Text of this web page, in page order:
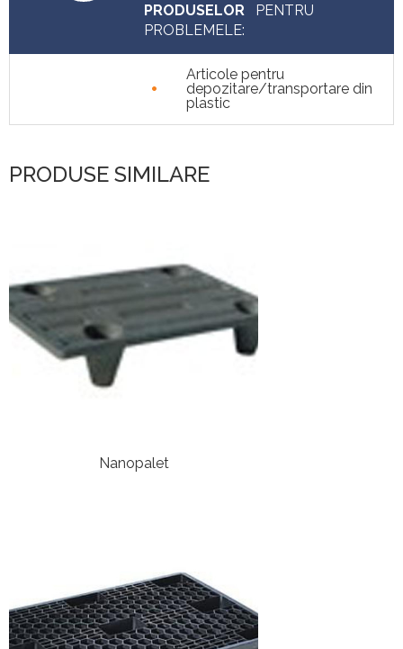
PRODUSELOR
PENTRU
PROBLEMELE:
•
Articole pentru
depozitare/transportare din
plastic
PRODUSE SIMILARE
Nanopalet